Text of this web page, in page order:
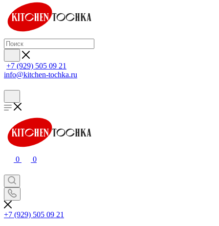
+7 (929) 505 09 21
info@kitchen-tochka.ru
0 0
+7 (929) 505 09 21